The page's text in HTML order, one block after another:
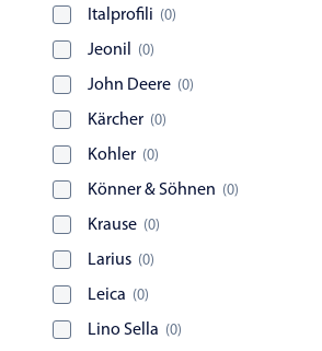
Italprofili (0)
Jeonil (0)
John Deere (0)
Kärcher (0)
Kohler (0)
Könner & Söhnen (0)
Krause (0)
Larius (0)
Leica (0)
Lino Sella (0)